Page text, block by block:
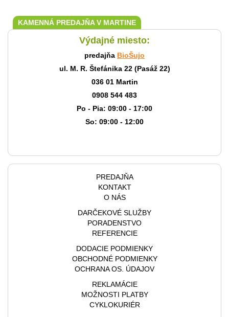
KAMENNÁ PREDAJŇA V MARTINE
Výdajné miesto:
predajňa BioŠujo
ul. M. R. Štefánika 22 (Pasáž 22)
036 01 Martin
0908 544 483
Po - Pia: 09:00 - 17:00
So: 09:00 - 12:00
PREDAJŇA
KONTAKT
O NÁS
DARČEKOVÉ SLUŽBY
PORADENSTVO
REFERENCIE
DODACIE PODMIENKY
OBCHODNÉ PODMIENKY
OCHRANA OS. ÚDAJOV
REKLAMÁCIE
MOŽNOSTI PLATBY
CYKLOKURIÉR